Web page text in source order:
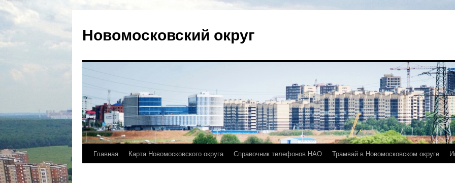
Новомосковский округ
Главная Карта Новомосковского округа Справочник телефонов НАО Трамвай в Новомосковском округе